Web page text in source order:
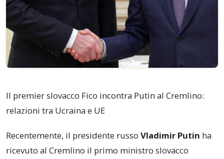
Il premier slovacco Fico incontra Putin al Cremlino:
relazioni tra Ucraina e UE
Recentemente, il presidente russo Vladimir Putin ha
ricevuto al Cremlino il primo ministro slovacco